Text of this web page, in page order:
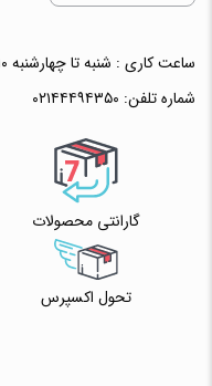
ساعت کاری : شنبه تا چهارشنبه ۱۰ الی ۱۷(به جز ایام تعطیل)
شماره تلفن: ۰۲۱۴۴۴۹۴۳۵۰
گارانتی محصولات
تحول اکسپرس